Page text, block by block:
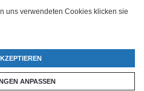
Farben auf deinerHuawei
uns verwendeten Cookies klicken sie
ANPASSEN